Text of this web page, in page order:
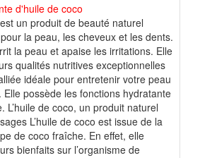
d'huile de coco
un produit de beauté naturel
la peau, les cheveux et les dents.
la peau et apaise les irritations. Elle
qualités nutritives exceptionnelles
idéale pour entretenir votre peau
Elle possède les fonctions hydratante
L’huile de coco, un produit naturel
L’huile de coco est issue de la
de coco fraîche. En effet, elle
bienfaits sur l’organisme de